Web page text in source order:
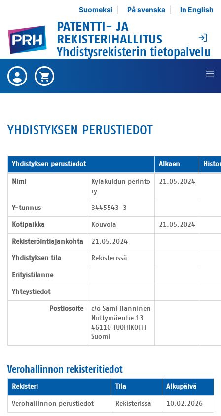
Suomeksi På svenska In English
PATENTTI- JA
REKISTERIHALLITUS
Yhdistysrekisterin tietopalvelu
Ei ostettuja tuotteita ,
Ostetut
tuotteet
Ostoskori on tyhjä ,
Ostoskori
YHDISTYKSEN PERUSTIEDOT
Yhdistyksen perustiedot
Yhdistyksen perustiedot Alkaen
Nimi
Kyläkuidun perintö
ry
21.05.2024
Y-tunnus 3445543-3
Kotipaikka Kouvola 21.05.2024
Rekisteröintiajankohta 21.05.2024
Yhdistyksen tila Rekisterissä
Erityistilanne
Yhteystiedot
Postiosoite
c/o Sami Hänninen
Niittymäentie 13
46110 TUOHIKOTTI
Suomi
Verohallinnon rekisteritiedot
Verohallinnon rekisteritiedot
Rekisteri Tila Alkupäivä
Verohallinnon perustiedot Rekisterissä 10.02.2026